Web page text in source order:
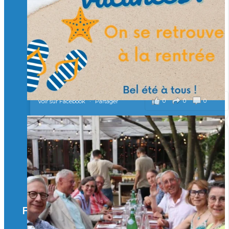
Merci à tous !
🎯 Taxe d’apprentissage 2026 : avec l'Isep, investissez pour
un numérique au service de l'humain !
À l’Isep, nous formons des ingénieurs, des bachelors, des
Mastères Spécialisés, qui allient excellence technologique et
valeurs humaines, au cœur de notre pro
...Voir plus
il y a 2 mois
0 0 0
Voir sur Facebook · Partager
🚀Afterwork à Genève 🚀
🥳 Le 22 avril dernier, 14 Alumni vivant / travaillant
en Suisse ont partagé un moment convivial de
retrouvailles et d'échanges !
Merci à tous pour votre présence et à Alexandre
CHEA pour l'organisation !
il y a 3 mois
Facebook